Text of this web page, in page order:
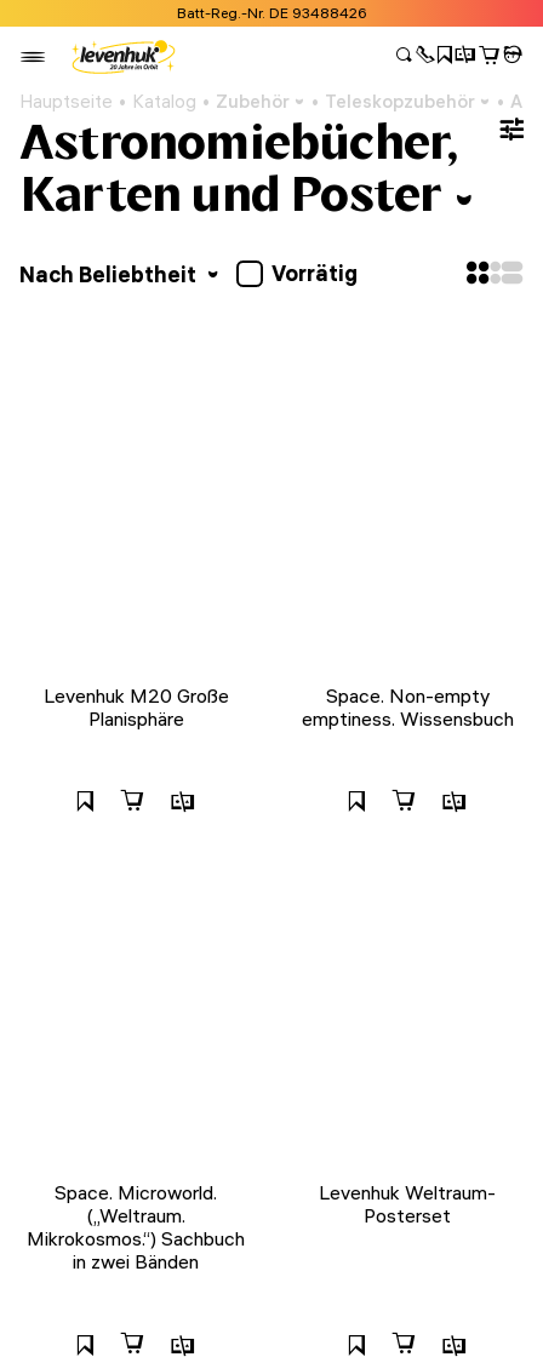
Batt-Reg.-Nr. DE 93488426
Hauptseite Katalog Zubehör Teleskopzubehör
Astronomiebücher,
Karten und Poster
Nach Beliebtheit Vorrätig
Levenhuk M20 Große
Planisphäre
Space. Non-empty
emptiness. Wissensbuch
Space. Microworld.
(„Weltraum.
Mikrokosmos.“) Sachbuch
in zwei Bänden
Levenhuk Weltraum-
Posterset